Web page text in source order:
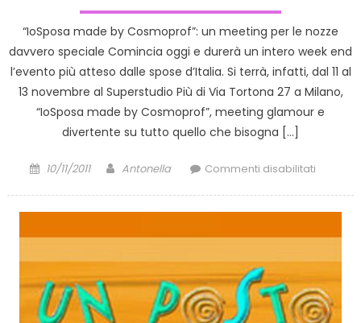
“IoSposa made by Cosmoprof”: un meeting per le nozze
davvero speciale Comincia oggi e durerà un intero week end
l’evento più atteso dalle spose d’Italia. Si terrà, infatti, dal 11 al
13 novembre al Superstudio Più di Via Tortona 27 a Milano,
“IoSposa made by Cosmoprof”, meeting glamour e
divertente su tutto quello che bisogna […]
Posted
10/11/2011 Author
Antonella Commenti disabilitatisu
11-